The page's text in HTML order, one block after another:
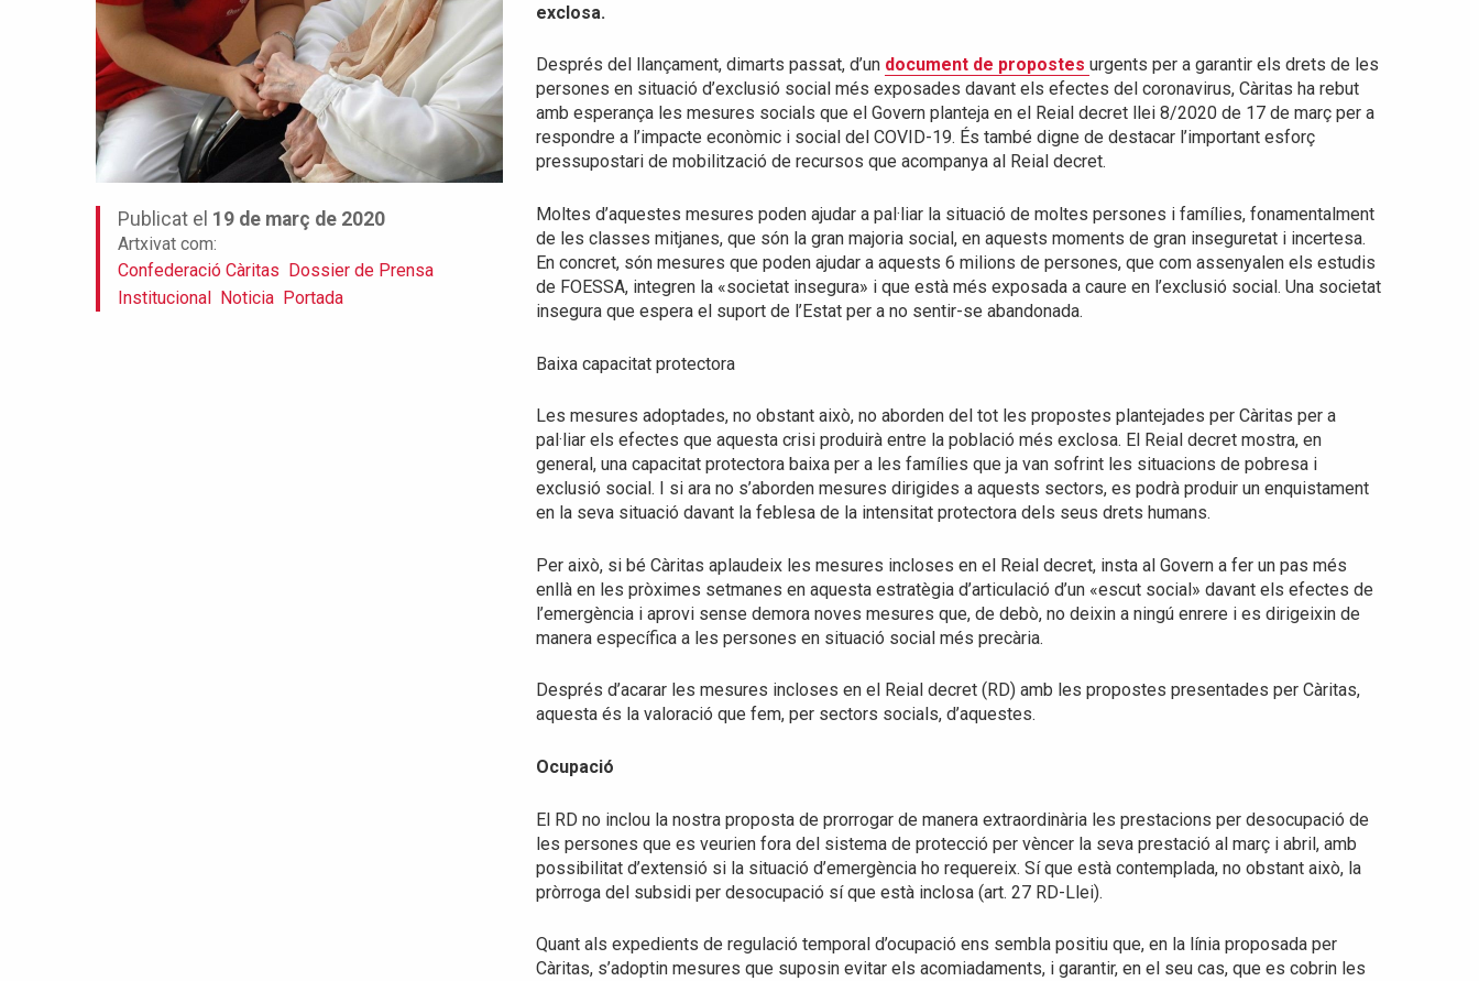
Publicat el 19 de març de 2020
Artxivat com:
Confederació Càritas Dossier de Prensa
Institucional Noticia Portada
exclosa.
Després del llançament, dimarts passat, d’un document de propostes urgents per a garantir els drets de les
persones en situació d’exclusió social més exposades davant els efectes del coronavirus, Càritas ha rebut
amb esperança les mesures socials que el Govern planteja en el Reial decret llei 8/2020 de 17 de març per a
respondre a l’impacte econòmic i social del COVID-19. És també digne de destacar l’important esforç
pressupostari de mobilització de recursos que acompanya al Reial decret.
Moltes d’aquestes mesures poden ajudar a pal·liar la situació de moltes persones i famílies, fonamentalment
de les classes mitjanes, que són la gran majoria social, en aquests moments de gran inseguretat i incertesa.
En concret, són mesures que poden ajudar a aquests 6 milions de persones, que com assenyalen els estudis
de FOESSA, integren la «societat insegura» i que està més exposada a caure en l’exclusió social. Una societat
insegura que espera el suport de l’Estat per a no sentir-se abandonada.
Baixa capacitat protectora
Les mesures adoptades, no obstant això, no aborden del tot les propostes plantejades per Càritas per a
pal·liar els efectes que aquesta crisi produirà entre la població més exclosa. El Reial decret mostra, en
general, una capacitat protectora baixa per a les famílies que ja van sofrint les situacions de pobresa i
exclusió social. I si ara no s’aborden mesures dirigides a aquests sectors, es podrà produir un enquistament
en la seva situació davant la feblesa de la intensitat protectora dels seus drets humans.
Per això, si bé Càritas aplaudeix les mesures incloses en el Reial decret, insta al Govern a fer un pas més
enllà en les pròximes setmanes en aquesta estratègia d’articulació d’un «escut social» davant els efectes de
l’emergència i aprovi sense demora noves mesures que, de debò, no deixin a ningú enrere i es dirigeixin de
manera específica a les persones en situació social més precària.
Després d’acarar les mesures incloses en el Reial decret (RD) amb les propostes presentades per Càritas,
aquesta és la valoració que fem, per sectors socials, d’aquestes.
Ocupació
El RD no inclou la nostra proposta de prorrogar de manera extraordinària les prestacions per desocupació de
les persones que es veurien fora del sistema de protecció per vèncer la seva prestació al març i abril, amb
possibilitat d’extensió si la situació d’emergència ho requereix. Sí que està contemplada, no obstant això, la
pròrroga del subsidi per desocupació sí que està inclosa (art. 27 RD-Llei).
Quant als expedients de regulació temporal d’ocupació ens sembla positiu que, en la línia proposada per
Càritas, s’adoptin mesures que suposin evitar els acomiadaments, i garantir, en el seu cas, que es cobrin les